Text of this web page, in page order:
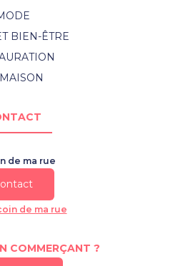
BIEN-ÊTRE
de ma rue
de ma rue
COMMERÇANT ?